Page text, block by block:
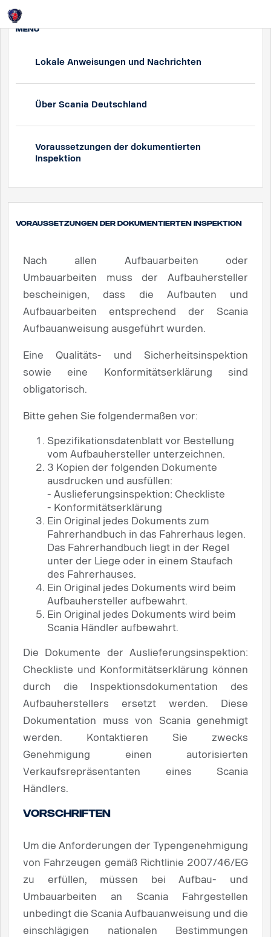
MENU
Lokale Anweisungen und Nachrichten
Über Scania Deutschland
Voraussetzungen der dokumentierten
Inspektion
Voraussetzungen der dokumentierten Inspektion
Nach allen Aufbauarbeiten oder
Umbauarbeiten muss der Aufbauhersteller
bescheinigen, dass die Aufbauten und
Aufbauarbeiten entsprechend der Scania
Aufbauanweisung ausgeführt wurden.
Eine Qualitäts- und Sicherheitsinspektion
sowie eine Konformitätserklärung sind
obligatorisch.
Bitte gehen Sie folgendermaßen vor:
Spezifikationsdatenblatt vor Bestellung
vom Aufbauhersteller unterzeichnen.
3 Kopien der folgenden Dokumente
ausdrucken und ausfüllen:
- Auslieferungsinspektion: Checkliste
- Konformitätserklärung
Ein Original jedes Dokuments zum
Fahrerhandbuch in das Fahrerhaus legen.
Das Fahrerhandbuch liegt in der Regel
unter der Liege oder in einem Staufach
des Fahrerhauses.
Ein Original jedes Dokuments wird beim
Aufbauhersteller aufbewahrt.
Ein Original jedes Dokuments wird beim
Scania Händler aufbewahrt.
Die Dokumente der Auslieferungsinspektion:
Checkliste und Konformitätserklärung können
durch die Inspektionsdokumentation des
Aufbauherstellers ersetzt werden. Diese
Dokumentation muss von Scania genehmigt
werden. Kontaktieren Sie zwecks
Genehmigung einen autorisierten
Verkaufsrepräsentanten eines Scania
Händlers.
Vorschriften
Um die Anforderungen der Typengenehmigung
von Fahrzeugen gemäß Richtlinie 2007/46/EG
zu erfüllen, müssen bei Aufbau- und
Umbauarbeiten an Scania Fahrgestellen
unbedingt die Scania Aufbauanweisung und die
einschlägigen nationalen Bestimmungen